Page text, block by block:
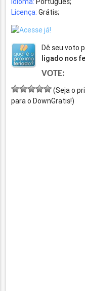
Licença: Grátis;
Dê seu voto
ligado nos
VOTE:
(Seja o
para o DownGratis!)